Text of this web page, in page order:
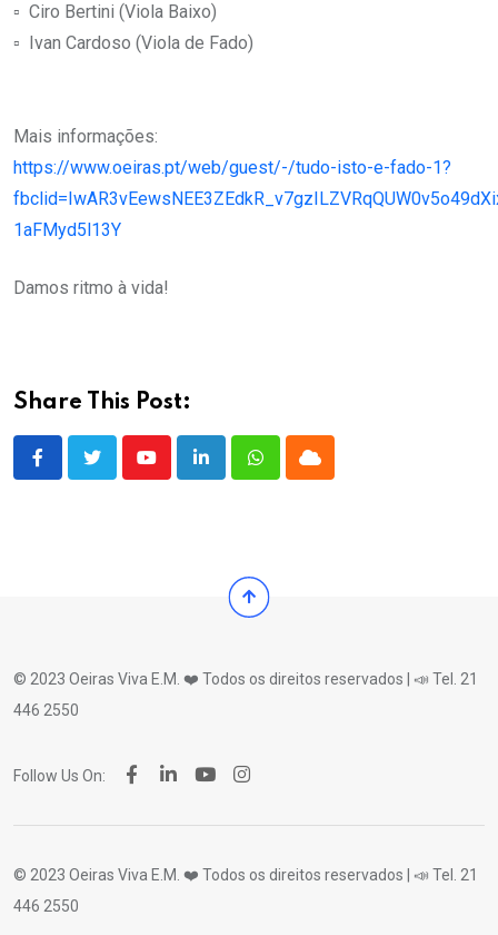
▫ Ciro Bertini (Viola Baixo)
▫ Ivan Cardoso (Viola de Fado)
Mais informações:
https://www.oeiras.pt/web/guest/-/tudo-isto-e-fado-1?
1aFMyd5l13Y
Damos ritmo à vida!
Share This Post:
YoutubeLinkedInWhatsappCloud
© 2023 Oeiras Viva E.M. ❤️ Todos os direitos reservados | 📣 Tel. 21
446 2550
Follow Us On:
© 2023 Oeiras Viva E.M. ❤️ Todos os direitos reservados | 📣 Tel. 21
446 2550